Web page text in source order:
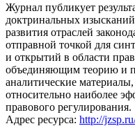
Журнал публикует
доктринальных
развития отраслей
отправной точкой для
и открытий в области
объединяющим теорию и
аналитические
относительно наиболее
правового регулирования.
Адрес ресурса: http://